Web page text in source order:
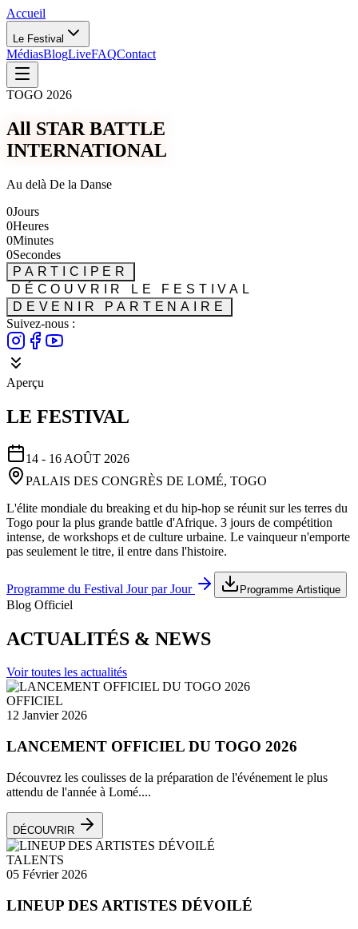
Accueil
Le Festival
MédiasBlogLiveFAQContact
TOGO 2026
All STAR BATTLE
INTERNATIONAL
Au delà De la Danse
0Jours
0Heures
0Minutes
0Secondes
PARTICIPER
DÉCOUVRIR LE FESTIVAL
DEVENIR PARTENAIRE
Suivez-nous :
Aperçu
LE FESTIVAL
14 - 16 AOÛT 2026
PALAIS DES CONGRÈS DE LOMÉ, TOGO
L'élite mondiale du breaking et du hip-hop se réunit sur les terres du
Togo pour la plus grande battle d'Afrique. 3 jours de compétition
intense, de workshops et de culture urbaine. Le vainqueur n'emporte
pas seulement le titre, il entre dans l'histoire.
Programme du Festival Jour par Jour Programme Artistique
Blog Officiel
ACTUALITÉS & NEWS
Voir toutes les actualités
OFFICIEL
12 Janvier 2026
LANCEMENT OFFICIEL DU TOGO 2026
Découvrez les coulisses de la préparation de l'événement le plus
attendu de l'année à Lomé....
DÉCOUVRIR
TALENTS
05 Février 2026
LINEUP DES ARTISTES DÉVOILÉ